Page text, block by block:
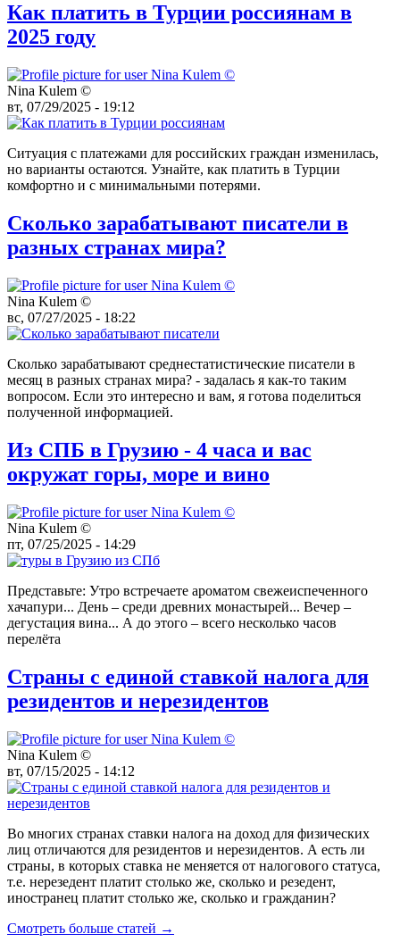
Как платить в Турции россиянам в
2025 году
Nina Kulem ©️
вт, 07/29/2025 - 19:12
Ситуация с платежами для российских граждан изменилась,
но варианты остаются. Узнайте, как платить в Турции
комфортно и с минимальными потерями.
Сколько зарабатывают писатели в
разных странах мира?
Nina Kulem ©️
вс, 07/27/2025 - 18:22
Сколько зарабатывают среднестатистические писатели в
месяц в разных странах мира? - задалась я как-то таким
вопросом. Если это интересно и вам, я готова поделиться
полученной информацией.
Из СПБ в Грузию - 4 часа и вас
окружат горы, море и вино
Nina Kulem ©️
пт, 07/25/2025 - 14:29
Представьте: Утро встречаете ароматом свежеиспеченного
хачапури... День – среди древних монастырей... Вечер –
дегустация вина... А до этого – всего несколько часов
перелёта
Страны с единой ставкой налога для
резидентов и нерезидентов
Nina Kulem ©️
вт, 07/15/2025 - 14:12
Во многих странах ставки налога на доход для физических
лиц отличаются для резидентов и нерезидентов. А есть ли
страны, в которых ставка не меняется от налогового статуса,
т.е. нерезедент платит столько же, сколько и резедент,
иностранец платит столько же, сколько и гражданин?
Смотреть больше статей →